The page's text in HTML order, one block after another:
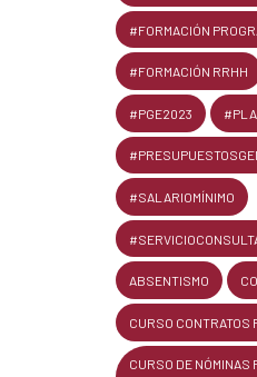
#FORMACIÓN
#FORMACIÓN RRHH
#PGE2023
#SALARIOMÍNIMO
ABSENTISMO
CURSO CONTRATOS
CURSO DE NÓMINAS